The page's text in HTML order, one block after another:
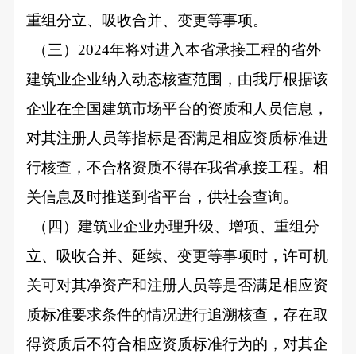
重组分立、吸收合并、变更等事项。
（三）2024年将对进入本省承接工程的省外
建筑业企业纳入动态核查范围，由我厅根据该
企业在全国建筑市场平台的资质和人员信息，
对其注册人员等指标是否满足相应资质标准进
行核查，不合格资质不得在我省承接工程。相
关信息及时推送到省平台，供社会查询。
（四）建筑业企业办理升级、增项、重组分
立、吸收合并、延续、变更等事项时，许可机
关可对其净资产和注册人员等是否满足相应资
质标准要求条件的情况进行追溯核查，存在取
得资质后不符合相应资质标准行为的，对其企